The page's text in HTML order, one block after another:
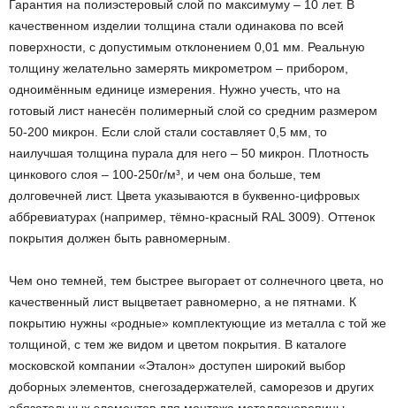
Гарантия на полиэстеровый слой по максимуму – 10 лет. В
качественном изделии толщина стали одинакова по всей
поверхности, с допустимым отклонением 0,01 мм. Реальную
толщину желательно замерять микрометром – прибором,
одноимённым единице измерения. Нужно учесть, что на
готовый лист нанесён полимерный слой со средним размером
50-200 микрон. Если слой стали составляет 0,5 мм, то
наилучшая толщина пурала для него – 50 микрон. Плотность
цинкового слоя – 100-250г/м³, и чем она больше, тем
долговечней лист. Цвета указываются в буквенно-цифровых
аббревиатурах (например, тёмно-красный RAL 3009). Оттенок
покрытия должен быть равномерным.
Чем оно темней, тем быстрее выгорает от солнечного цвета, но
качественный лист выцветает равномерно, а не пятнами. К
покрытию нужны «родные» комплектующие из металла с той же
толщиной, с тем же видом и цветом покрытия. В каталоге
московской компании «Эталон» доступен широкий выбор
доборных элементов, снегозадержателей, саморезов и других